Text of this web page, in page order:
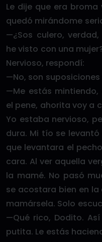
Le dije que era
quedó mirándome
—¿Sos culero,
he visto con una
Nervioso, respondí:
—No, son suposiciones
—Me estás
el pene, ahorita voy a
Yo estaba nervioso,
dura. Mi tío se
que levantara el
cara. Al ver aquella
la mamé. No pasó
se acostara bien en
mamársela. Solo
—Qué rico, Dodito.
putita. Le estás